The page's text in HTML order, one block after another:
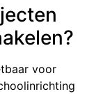
voor